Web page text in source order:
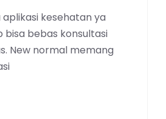
kesehatan ya
bisa bebas konsultasi
New normal memang